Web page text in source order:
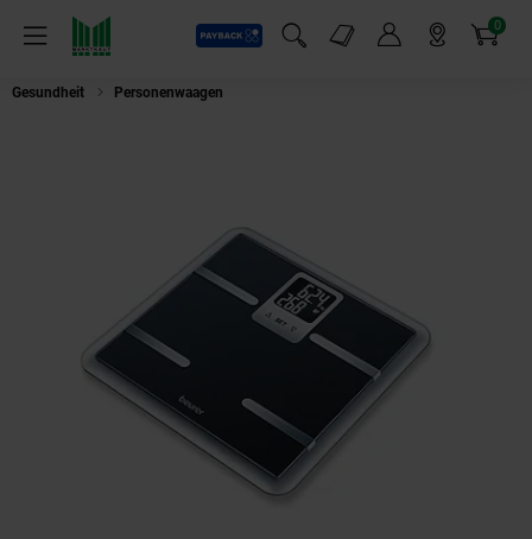
Menü
Payback
Suchfeld einblenden
Markt-Angebote 0
Artikel
Gesundheit Personenwaagen